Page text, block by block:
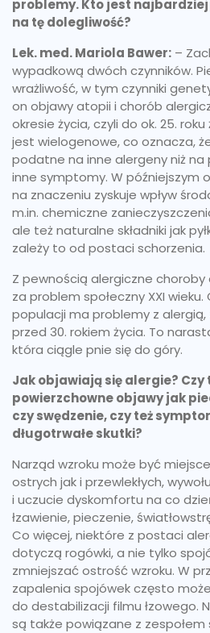
problemy. Kto jest
na tę dolegliwość?
Lek. med. Mariola Bawer: –
wypadkową dwóch czynników.
wrażliwość, w tym czynniki
on objawy atopii i chorób
okresie życia, czyli do ok. 25.
jest wielogenowe, co oznacza,
podatne na inne alergeny niż na
inne symptomy. W późniejszym
na znaczeniu zyskuje wpływ
m.in. chemiczne
ale też naturalne składniki jak
zależy to od postaci schorzenia.
Z pewnością alergiczne
za problem społeczny XXI wieku.
populacji ma problemy z alergią,
przed 30. rokiem życia. To
która ciągle pnie się do góry.
Jak objawiają się alergie?
powierzchowne objawy jak
czy swędzenie, czy też
długotrwałe skutki?
Narząd wzroku może być
ostrych jak i przewlekłych,
i uczucie dyskomfortu na co
łzawienie, pieczenie,
Co więcej, niektóre z postaci
dotyczą rogówki, a nie tylko
zmniejszać ostrość wzroku. W
zapalenia spojówek często
do destabilizacji filmu łzowego.
są także powiązane z zespołem